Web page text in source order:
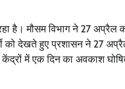
है। मौसम विभाग ने 27 अप्रैल
को देखते हुए प्रशासन ने 27
में एक दिन का अवकाश